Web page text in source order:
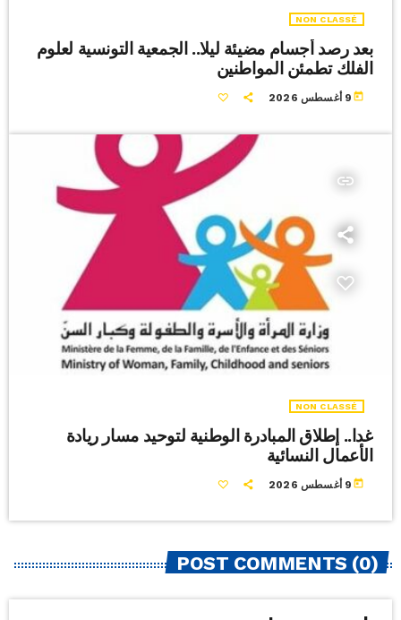
NON CLASSÉ
بعد رصد أجسام مضيئة ليلا.. الجمعية التونسية لعلوم
الفلك تطمئن المواطنين
today 9 أغسطس 2026
insert_link
NON CLASSÉ
غدا.. إطلاق المبادرة الوطنية لتوحيد مسار ريادة
الأعمال النسائية
today 9 أغسطس 2026
POST COMMENTS (0)